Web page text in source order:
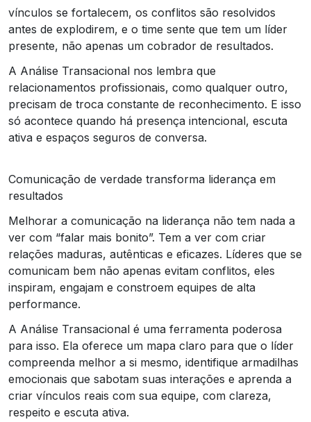
vínculos se fortalecem, os conflitos são resolvidos
antes de explodirem, e o time sente que tem um líder
presente, não apenas um cobrador de resultados.
A Análise Transacional nos lembra que
relacionamentos profissionais, como qualquer outro,
precisam de troca constante de reconhecimento. E isso
só acontece quando há presença intencional, escuta
ativa e espaços seguros de conversa.
Comunicação de verdade transforma liderança em
resultados
Melhorar a comunicação na liderança não tem nada a
ver com “falar mais bonito”. Tem a ver com criar
relações maduras, autênticas e eficazes. Líderes que se
comunicam bem não apenas evitam conflitos, eles
inspiram, engajam e constroem equipes de alta
performance.
A Análise Transacional é uma ferramenta poderosa
para isso. Ela oferece um mapa claro para que o líder
compreenda melhor a si mesmo, identifique armadilhas
emocionais que sabotam suas interações e aprenda a
criar vínculos reais com sua equipe, com clareza,
respeito e escuta ativa.